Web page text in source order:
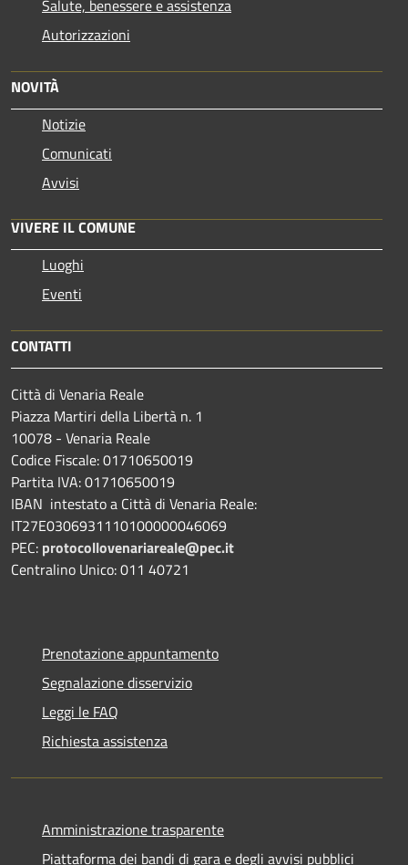
Salute, benessere e assistenza
Autorizzazioni
NOVITÀ
Notizie
Comunicati
Avvisi
VIVERE IL COMUNE
Luoghi
Eventi
CONTATTI
Città di Venaria Reale
Piazza Martiri della Libertà n. 1
10078 - Venaria Reale
Codice Fiscale: 01710650019
Partita IVA: 01710650019
IBAN intestato a Città di Venaria Reale:
IT27E0306931110100000046069
PEC: protocollovenariareale@pec.it
Centralino Unico: 011 40721
Prenotazione appuntamento
Segnalazione disservizio
Leggi le FAQ
Richiesta assistenza
Amministrazione trasparente
Piattaforma dei bandi di gara e degli avvisi pubblici